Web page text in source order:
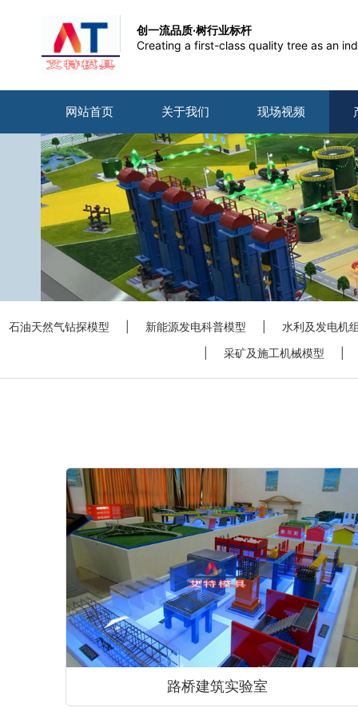
创一流品质·树行业标杆
Creating a first-class quality tree as an
网站首页 关于我们 现场视频
石油天然气钻探模型 新能源发电科普模型
水利及发电机
采矿及施工机械模型
路桥建筑实验室